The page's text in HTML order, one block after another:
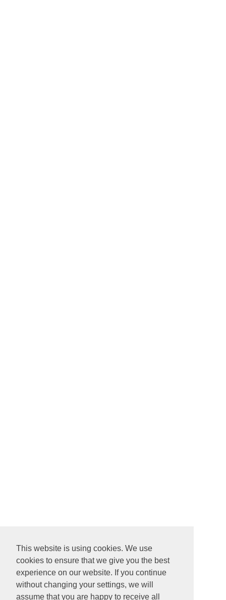
This website is using cookies. We use
cookies to ensure that we give you the best
experience on our website. If you continue
without changing your settings, we will
assume that you are happy to receive all